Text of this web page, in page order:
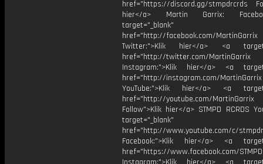
href="https://discord.gg/stmpdrcrds
hier</a> Martin Garrix:
target="_blank"
href="http://facebook.com/MartinGarrix
Twitter:">Klik hier</a> <a
href="http://twitter.com/MartinGarrix
Instagram:">Klik hier</a> <a
href="http://instagram.com/MartinGarrix
YouTube:">Klik hier</a> <a
href="http://youtube.com/MartinGarrix
Follow">Klik hier</a> STMPD RCRDS
target="_blank"
href="http://www.youtube.com/c/
Facebook:">Klik hier</a> <a
href="https://www.facebook.com/